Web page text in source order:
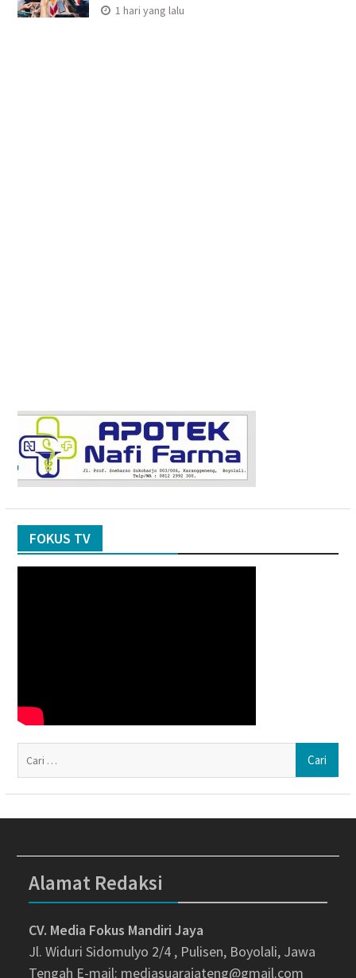
1 hari yang lalu
FOKUS TV
Alamat Redaksi
CV. Media Fokus Mandiri Jaya
Jl. Widuri Sidomulyo 2/4 , Pulisen, Boyolali, Jawa
Tengah E-mail: mediasuarajateng@gmail.com